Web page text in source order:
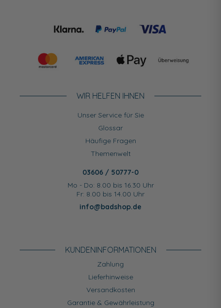
WIR HELFEN IHNEN
Unser Service für Sie
Glossar
Häufige Fragen
Themenwelt
03606 / 50777-0
Mo - Do: 8.00 bis 16.30 Uhr
Fr: 8.00 bis 14.00 Uhr
info@badshop.de
KUNDEN­INFORMATIONEN
Zahlung
Lieferhinweise
Versandkosten
Garantie & Gewährleistung